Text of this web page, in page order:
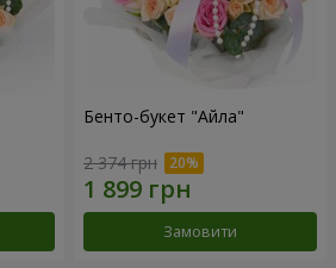
Бенто-букет "Айла"
2 374 грн
Замовити